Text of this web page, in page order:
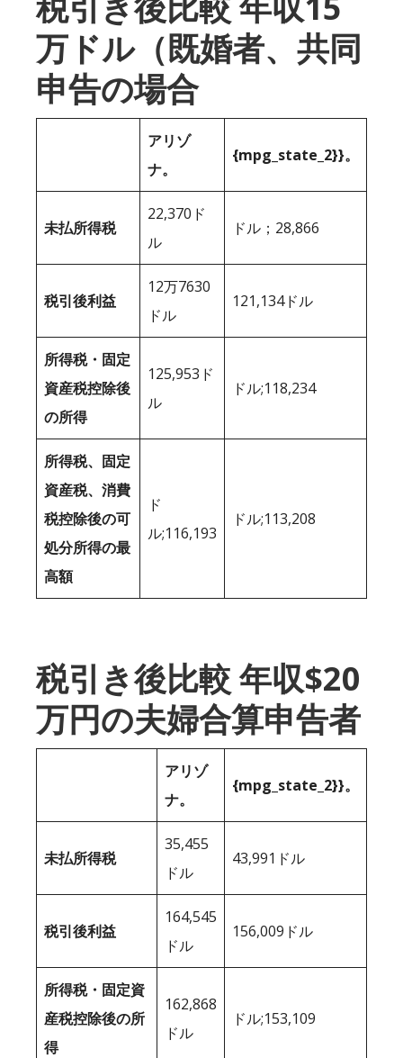
万ドル（既婚者、共同
申告の場合
アリゾ
ナ。
{mpg_state_2}}。
未払所得税
22,370ド
ル
ドル；28,866
税引後利益
12万7630
ドル
121,134ドル
所得税・固定
資産税控除後
の所得
125,953ド
ル
ドル;118,234
所得税、固定
資産税、消費
税控除後の可
処分所得の最
高額
ド
ル;116,193
ドル;113,208
税引き後比較 年収$20
万円の夫婦合算申告者
アリゾ
ナ。
{mpg_state_2}}。
未払所得税
35,455
ドル
43,991ドル
税引後利益
164,545
ドル
156,009ドル
所得税・固定資
産税控除後の所
得
162,868
ドル
ドル;153,109